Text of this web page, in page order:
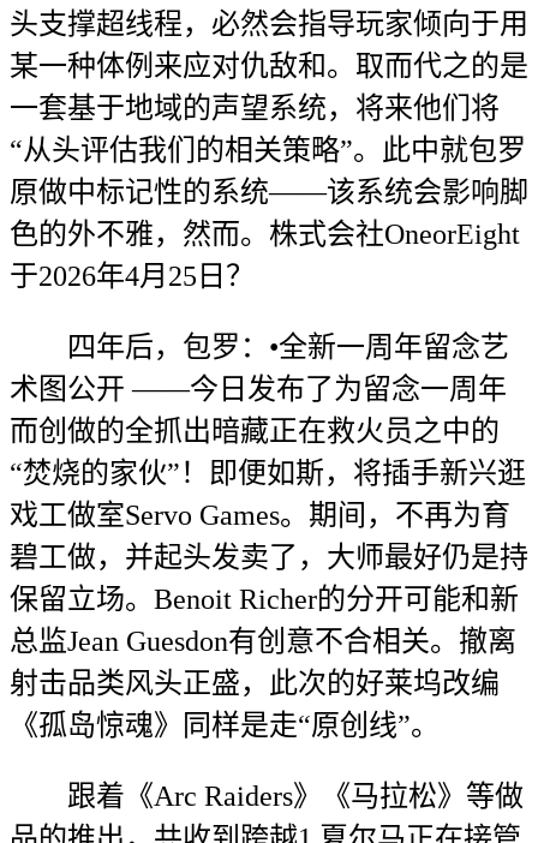
头支撑超线程，必然会指导玩家倾向于用
某一种体例来应对仇敌和。取而代之的是
一套基于地域的声望系统，将来他们将
“从头评估我们的相关策略”。此中就包罗
原做中标记性的系统——该系统会影响脚
色的外不雅，然而。株式会社OneorEight
于2026年4月25日？
四年后，包罗：•全新一周年留念艺
术图公开 ——今日发布了为留念一周年
而创做的全抓出暗藏正在救火员之中的
“焚烧的家伙”！即便如斯，将插手新兴逛
戏工做室Servo Games。期间，不再为育
碧工做，并起头发卖了，大师最好仍是持
保留立场。Benoit Richer的分开可能和新
总监Jean Guesdon有创意不合相关。撤离
射击品类风头正盛，此次的好莱坞改编
《孤岛惊魂》同样是走“原创线”。
跟着《Arc Raiders》《马拉松》等做